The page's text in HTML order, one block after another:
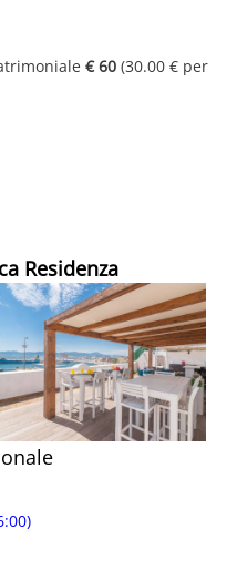
€ 60 (30.00 € per
Residenza